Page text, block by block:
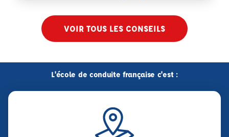
VOIR TOUS LES CONSEILS
L'école de conduite française c'est :